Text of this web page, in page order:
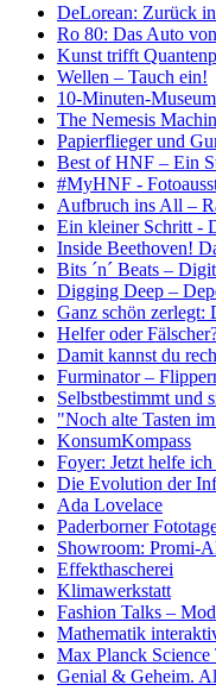
DeLorean: Zurück
Ro 80: Das Auto
Kunst trifft
Wellen – Tauch ein!
10-Minuten-Museum
The Nemesis
Papierflieger und
Best of HNF – Ein
#MyHNF -
Aufbruch ins All –
Ein kleiner Schritt -
Inside Beethoven!
Bits ´n´ Beats –
Digging Deep –
Ganz schön zerlegt:
Helfer oder
Damit kannst du
Furminator –
Selbstbestimmt und
"Noch alte Tasten
KonsumKompass
Foyer: Jetzt helfe
Die Evolution der
Ada Lovelace
Paderborner
Showroom: Promi-
Effekthascherei
Klimawerkstatt
Fashion Talks –
Mathematik
Max Planck Science
Genial & Geheim.